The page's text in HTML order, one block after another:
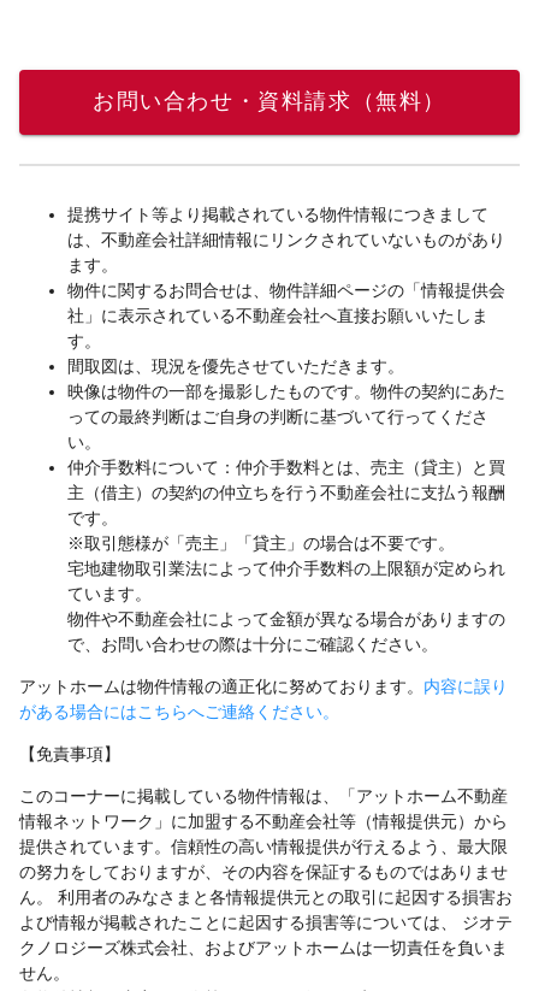
お問い合わせ・資料請求（無料）
提携サイト等より掲載されている物件情報につきまして
は、不動産会社詳細情報にリンクされていないものがあり
ます。
物件に関するお問合せは、物件詳細ページの「情報提供会
社」に表示されている不動産会社へ直接お願いいたしま
す。
間取図は、現況を優先させていただきます。
映像は物件の一部を撮影したものです。物件の契約にあた
っての最終判断はご自身の判断に基づいて行ってくださ
い。
仲介手数料について：仲介手数料とは、売主（貸主）と買
主（借主）の契約の仲立ちを行う不動産会社に支払う報酬
です。
※取引態様が「売主」「貸主」の場合は不要です。
宅地建物取引業法によって仲介手数料の上限額が定められ
ています。
物件や不動産会社によって金額が異なる場合がありますの
で、お問い合わせの際は十分にご確認ください。
アットホームは物件情報の適正化に努めております。 内容に誤り
がある場合にはこちらへご連絡ください。
【免責事項】
このコーナーに掲載している物件情報は、「アットホーム不動産
情報ネットワーク」に加盟する不動産会社等（情報提供元）から
提供されています。信頼性の高い情報提供が行えるよう、最大限
の努力をしておりますが、その内容を保証するものではありませ
ん。 利用者のみなさまと各情報提供元との取引に起因する損害お
よび情報が掲載されたことに起因する損害等については、 ジオテ
クノロジーズ株式会社、およびアットホームは一切責任を負いま
せん。